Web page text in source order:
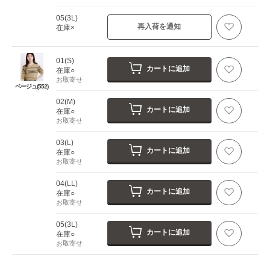
05(3L)
在庫×
再入荷を通知
ベージュ(552)
01(S)
在庫○
お取寄せ
カートに追加
02(M)
在庫○
お取寄せ
カートに追加
03(L)
在庫○
お取寄せ
カートに追加
04(LL)
在庫○
お取寄せ
カートに追加
05(3L)
在庫○
お取寄せ
カートに追加